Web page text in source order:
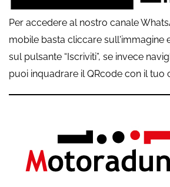
Per accedere al nostro canale
mobile basta cliccare sull'immagine
sul pulsante “Iscriviti”, se invece
puoi inquadrare il QRcode con il tuo